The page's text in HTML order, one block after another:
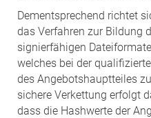
Dementsprechend richtet
das Verfahren zur Bildung
signierfähigen
welches bei der
des Angebotshauptteiles
sichere Verkettung erfolgt
dass die Hashwerte der